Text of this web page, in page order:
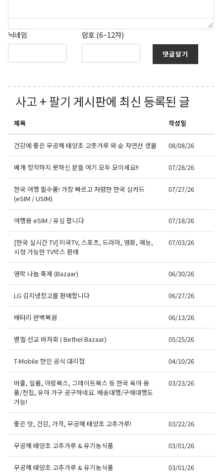
닉네임 암호 (6~12자)
댓글달기
사고 + 팔기 게시판에 최신 등록된 글
제목 작성일
건강에 좋은 무공해 태양초 고춧가루 와 순 자연산 생꿀 08/08/26
베개 정착하지 못하신 분들 여기 모두 모이세요!! 07/28/26
한국 여행 필수품! 가장 빠르고 저렴한 한국 심카드
(eSIM / USIM)
07/27/26
여행용 eSIM / 유심 팝니다 07/18/26
[한국 실시간 TV] 미국TV, 스포츠, 드라마, 영화, 예능,
시청 가능한 TV박스 판매
07/03/26
영락 나눔 축제 (Bazaar) 06/30/26
LG 김치냉장고를 판매합니다 06/27/26
배터리 완벽복원 06/13/26
벧엘 선교 바자회 ( Bethel Bazaar) 05/25/26
T-Mobile 한인 공식 대리점 04/10/26
바풀, 일룸, 아람북스, 그레이트북스 등 한국 육아 용
품/전집, 유아 가구 공구하네요. 배송대행/구매대행도
가능!
03/23/26
좋은 맛, 건강, 가격, 무공해 태양초 고추가루! 03/22/26
무공해 태양초 고추가루 & 유기농식품 03/01/26
무공해 태양초 고추가루 & 유기농식품 03/01/26